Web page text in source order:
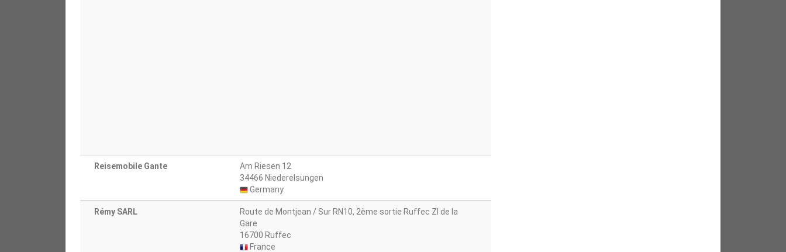
Reisemobile Gante
Am Riesen 12
34466 Niederelsungen
Germany
Rémy SARL
Route de Montjean / Sur RN10, 2ème sortie Ruffec ZI de la
Gare
16700 Ruffec
France